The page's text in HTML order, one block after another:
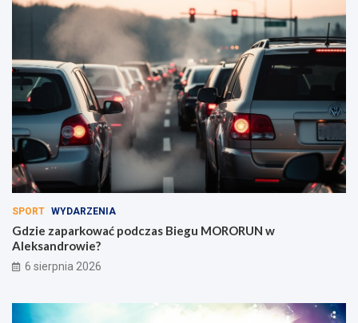
SPORT WYDARZENIA
Gdzie zaparkować podczas Biegu MORORUN w
Aleksandrowie?
6 sierpnia 2026